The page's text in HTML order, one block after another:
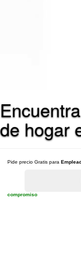
de hogar
Pide precio Gratis para
compromiso